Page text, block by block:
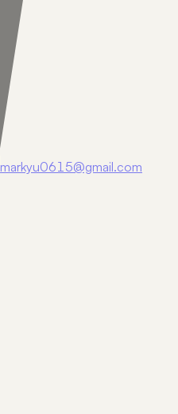
markyu0615@gmail.com